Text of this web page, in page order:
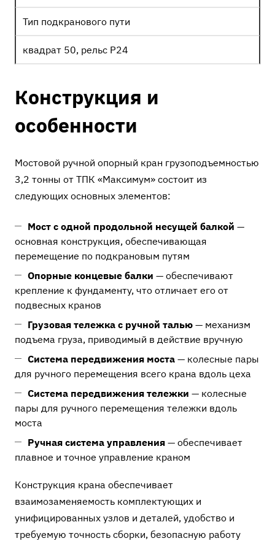
Тип подкранового пути
квадрат 50, рельс Р24
Конструкция и
особенности
Мостовой ручной опорный кран грузоподъемностью
3,2 тонны от ТПК «Максимум» состоит из
следующих основных элементов:
Мост с одной продольной несущей балкой —
основная конструкция, обеспечивающая
перемещение по подкрановым путям
Опорные концевые балки — обеспечивают
крепление к фундаменту, что отличает его от
подвесных кранов
Грузовая тележка с ручной талью — механизм
подъема груза, приводимый в действие вручную
Система передвижения моста — колесные пары
для ручного перемещения всего крана вдоль цеха
Система передвижения тележки — колесные
пары для ручного перемещения тележки вдоль
моста
Ручная система управления — обеспечивает
плавное и точное управление краном
Конструкция крана обеспечивает
взаимозаменяемость комплектующих и
унифицированных узлов и деталей, удобство и
требуемую точность сборки, безопасную работу